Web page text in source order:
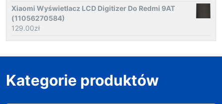
Xiaomi Wyświetlacz LCD Digitizer Do Redmi 9AT
(11056270584)
129.00zł
Kategorie produktów